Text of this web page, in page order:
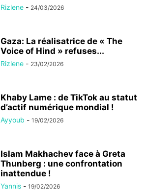
Rizlene - 24/03/2026
Gaza: La réalisatrice de « The
Voice of Hind » refuses...
Rizlene - 23/02/2026
Khaby Lame : de TikTok au statut
d’actif numérique mondial !
Ayyoub - 19/02/2026
Islam Makhachev face à Greta
Thunberg : une confrontation
inattendue !
Yannis - 19/02/2026